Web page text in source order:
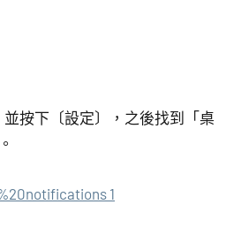
並按下〔設定〕，之後找到「桌